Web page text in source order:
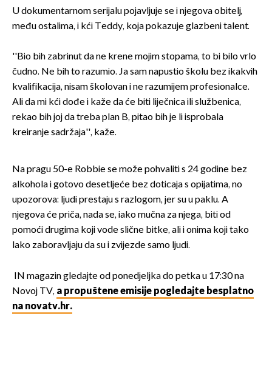
U dokumentarnom serijalu pojavljuje se i njegova obitelj,
među ostalima, i kći Teddy, koja pokazuje glazbeni talent.
''Bio bih zabrinut da ne krene mojim stopama, to bi bilo vrlo
čudno. Ne bih to razumio. Ja sam napustio školu bez ikakvih
kvalifikacija, nisam školovan i ne razumijem profesionalce.
Ali da mi kći dođe i kaže da će biti liječnica ili službenica,
rekao bih joj da treba plan B, pitao bih je li isprobala
kreiranje sadržaja'', kaže.
Na pragu 50-e Robbie se može pohvaliti s 24 godine bez
alkohola i gotovo desetljeće bez doticaja s opijatima, no
upozorova: ljudi prestaju s razlogom, jer su u paklu. A
njegova će priča, nada se, iako mučna za njega, biti od
pomoći drugima koji vode slične bitke, ali i onima koji tako
lako zaboravljaju da su i zvijezde samo ljudi.
IN magazin gledajte od ponedjeljka do petka u 17:30 na
Novoj TV, a propuštene emisije pogledajte besplatno
na novatv.hr.